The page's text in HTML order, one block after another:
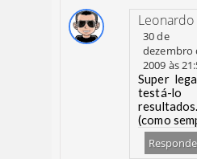
Leonardo
30 de
dezembro
2009 às
Super
testá-
(como